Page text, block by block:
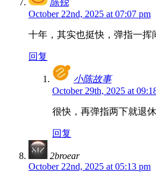
陈锐
October 22nd, 2025 at 07:07 pm
十年，其实也挺快，弹指一
回复
小陈故事
October 29th, 2025 at
很快，再弹指两下就退
回复
2broear
October 22nd, 2025 at 05:13 pm